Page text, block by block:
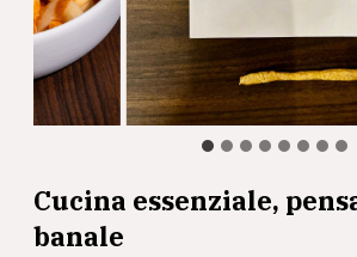
Cucina essenziale,
banale